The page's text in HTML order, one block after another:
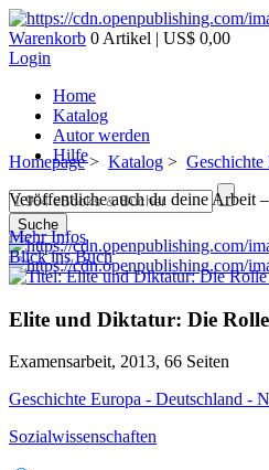
Warenkorb 0 Artikel | US$ 0,00
Login
Home
Katalog
Autor werden
Hilfe
Suche
Homepage> Katalog >
Veröffentliche auch du deine Arbeit
Mehr Infos
Blick ins Buch
Elite und Diktatur: Die
Examensarbeit, 2013, 66 Seiten
Geschichte Europa - Deutschland -
Sozialwissenschaften